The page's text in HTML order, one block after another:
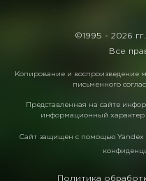
©1995 - 2026
Все
Копирование и воспроизведение
письменного
Представленная на сайте
информационный характер
Сайт защищен с помощью Yandex
Политика